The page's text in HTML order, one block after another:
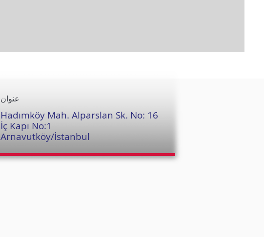
عنوان
Hadımköy Mah. Alparslan Sk. No: 16
İç Kapı No:1
Arnavutköy/İstanbul